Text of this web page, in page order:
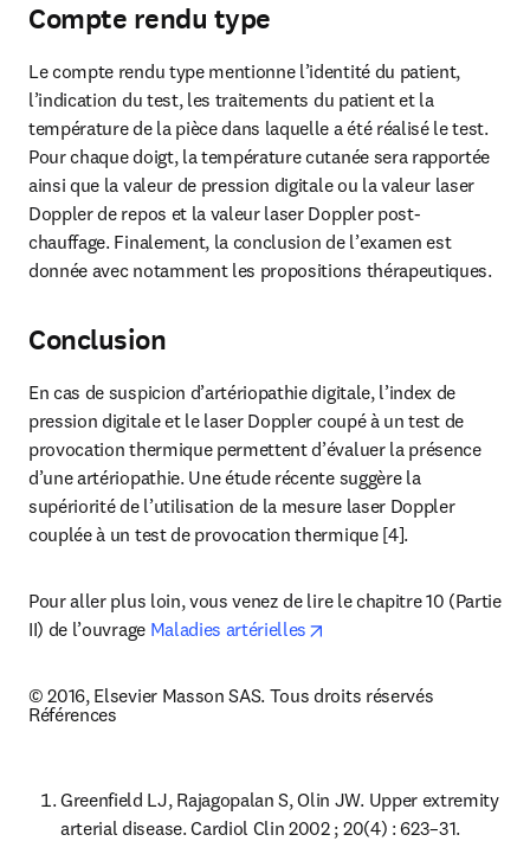
Compte rendu type
Le compte rendu type mentionne l’identité du patient,
l’indication du test, les traitements du patient et la
température de la pièce dans laquelle a été réalisé le test.
Pour chaque doigt, la température cutanée sera rapportée
ainsi que la valeur de pression digitale ou la valeur laser
Doppler de repos et la valeur laser Doppler post-
chauffage. Finalement, la conclusion de l’examen est
donnée avec notamment les propositions thérapeutiques.
Conclusion
En cas de suspicion d’artériopathie digitale, l’index de
pression digitale et le laser Doppler coupé à un test de
provocation thermique permettent d’évaluer la présence
d’une artériopathie. Une étude récente suggère la
supériorité de l’utilisation de la mesure laser Doppler
couplée à un test de provocation thermique [4].
Pour aller plus loin, vous venez de lire le chapitre 10 (Partie
II) de l’ouvrage Maladies artérielles
© 2016, Elsevier Masson SAS. Tous droits réservés
Références
Greenfield LJ, Rajagopalan S, Olin JW. Upper extremity
arterial disease. Cardiol Clin 2002 ; 20(4) : 623–31.